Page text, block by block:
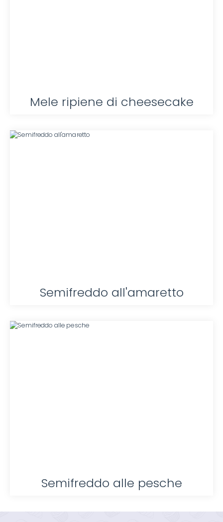
Mele ripiene di cheesecake
Semifreddo all'amaretto
Semifreddo alle pesche